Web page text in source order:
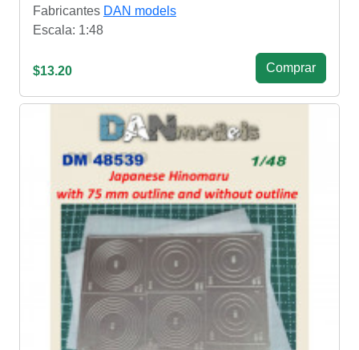
Fabricantes DAN models
Escala: 1:48
$13.20 Сomprar